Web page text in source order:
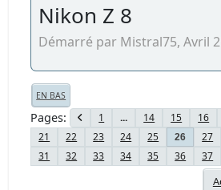
Nikon Z 8
Démarré par Mistral75, Avril
EN BAS
Pages 1 ... 14 15 16
21
22 23 24 25 26 27
31
32 33 34 35 36 37